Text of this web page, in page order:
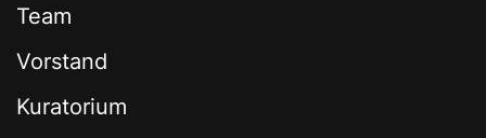
Team
Vorstand
Kuratorium